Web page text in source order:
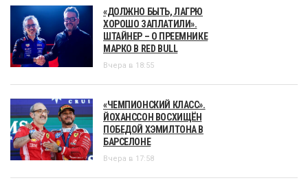
«ДОЛЖНО БЫТЬ, ЛАГРЮ
ХОРОШО ЗАПЛАТИЛИ».
ШТАЙНЕР – О ПРЕЕМНИКЕ
МАРКО В RED BULL
Вчера в 18:55
«ЧЕМПИОНСКИЙ КЛАСС».
ЙОХАНССОН ВОСХИЩЁН
ПОБЕДОЙ ХЭМИЛТОНА В
БАРСЕЛОНЕ
Вчера в 17:58